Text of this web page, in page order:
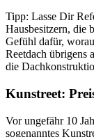
Tipp: Lasse Dir
Hausbesitzern, die
Gefühl dafür,
Reetdach übrigens
die
Kunstreet:
Vor ungefähr 10
sogenanntes